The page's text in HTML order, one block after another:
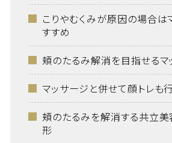
こりやむくみが原因の場合は
すすめ
頬のたるみ解消を目指せるマ
マッサージと併せて顔トレも
頬のたるみを解消する共立
形